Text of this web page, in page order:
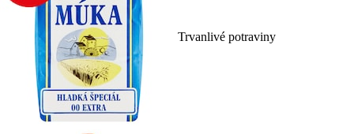
Trvanlivé potraviny